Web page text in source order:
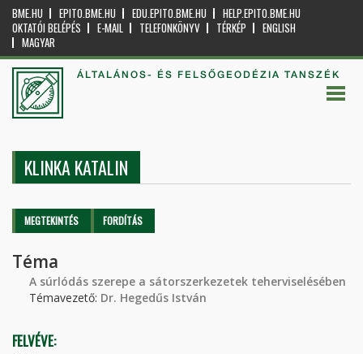
BME.HU EPITO.BME.HU EDU.EPITO.BME.HU
HELP.EPITO.BME.HU
OKTATÓI BELÉPÉS
E-MAIL TELEFONKÖNYV TÉRKÉP
ENGLISH
MAGYAR
ÁLTALÁNOS- ÉS FELSŐGEODÉZIA TANSZÉK
KLINKA KATALIN
Elsődleges fülek
MEGTEKINTÉS (AKTÍVFORDÍTÁS
Téma
A súrlódás szerepe a sátorszerkezetek teherviselésében
Témavezető: Dr. Hegedűs István
FELVÉVE: